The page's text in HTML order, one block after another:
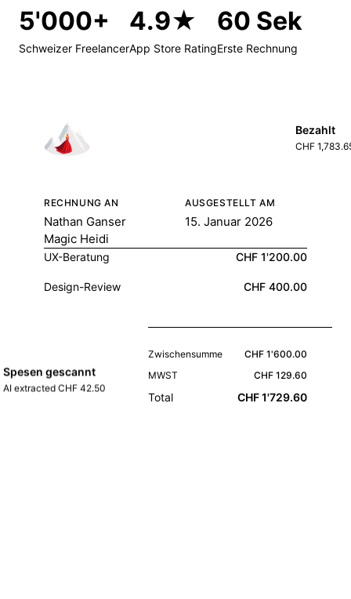
5'000+
Schweizer Freelancer
4.9★
App Store Rating
60 Sek
Erste Rechnung
RECHNUNG AN
Nathan Ganser
Magic Heidi
AUSGESTELLT AM
15. Januar 2026
UX-Beratung CHF 1'200.00
Design-Review CHF 400.00
Zwischensumme
CHF 1'600.00
MWST
CHF 129.60
Total CHF 1'729.60
Bezahlt
CHF
Spesen gescannt
AI extracted CHF 42.50